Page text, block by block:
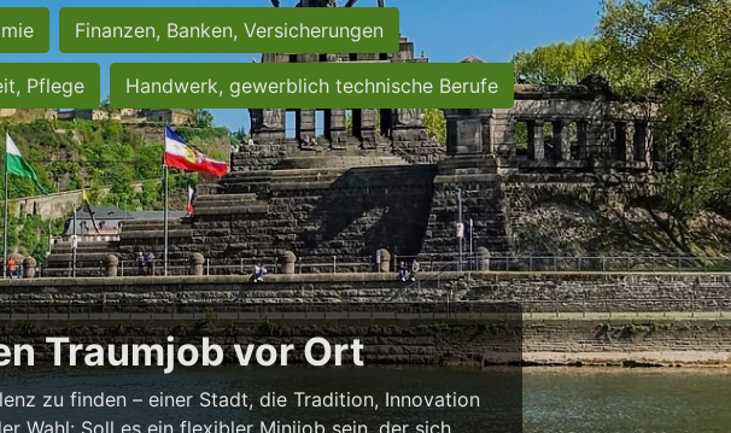
Finanzen, Banken, Versicherungen
Pflege Handwerk, gewerblich technische Berufe
Traumjob vor Ort
zu finden – einer Stadt, die Tradition, Innovation